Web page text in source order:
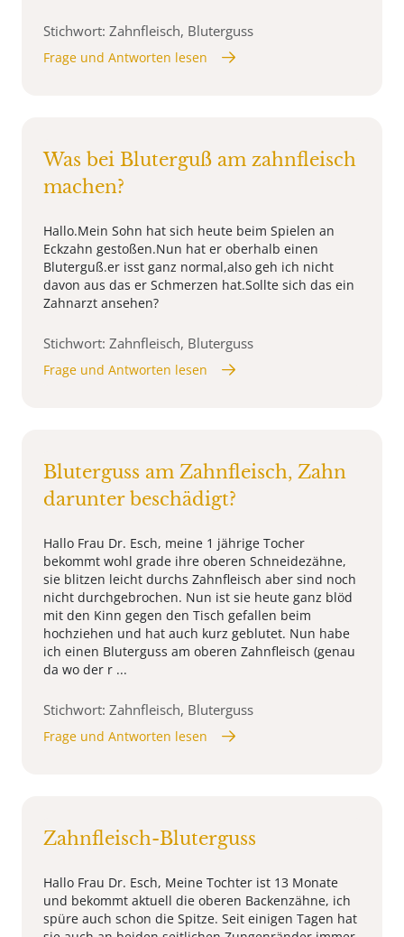
Stichwort: Zahnfleisch, Bluterguss
Frage und Antworten lesen
Was bei Bluterguß am zahnfleisch
machen?
Hallo.Mein Sohn hat sich heute beim Spielen an
Eckzahn gestoßen.Nun hat er oberhalb einen
Bluterguß.er isst ganz normal,also geh ich nicht
davon aus das er Schmerzen hat.Sollte sich das ein
Zahnarzt ansehen?
Stichwort: Zahnfleisch, Bluterguss
Frage und Antworten lesen
Bluterguss am Zahnfleisch, Zahn
darunter beschädigt?
Hallo Frau Dr. Esch, meine 1 jährige Tocher
bekommt wohl grade ihre oberen Schneidezähne,
sie blitzen leicht durchs Zahnfleisch aber sind noch
nicht durchgebrochen. Nun ist sie heute ganz blöd
mit den Kinn gegen den Tisch gefallen beim
hochziehen und hat auch kurz geblutet. Nun habe
ich einen Bluterguss am oberen Zahnfleisch (genau
da wo der r ...
Stichwort: Zahnfleisch, Bluterguss
Frage und Antworten lesen
Zahnfleisch-Bluterguss
Hallo Frau Dr. Esch, Meine Tochter ist 13 Monate
und bekommt aktuell die oberen Backenzähne, ich
spüre auch schon die Spitze. Seit einigen Tagen hat